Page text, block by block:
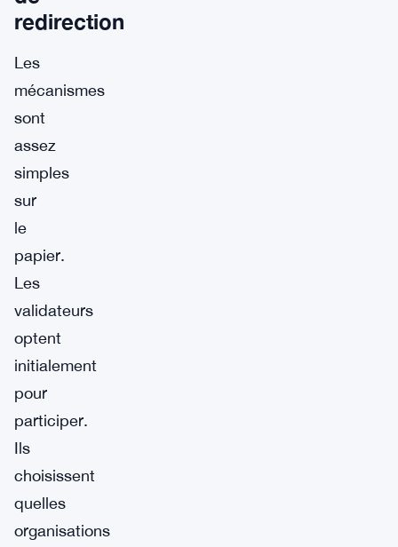
redirection
Les
mécanismes
sont
assez
simples
sur
le
papier.
Les
validateurs
optent
initialement
pour
participer.
Ils
choisissent
quelles
organisations